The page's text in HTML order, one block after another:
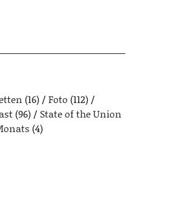
(16) Foto (112)
(96)
State of the Union
(4)